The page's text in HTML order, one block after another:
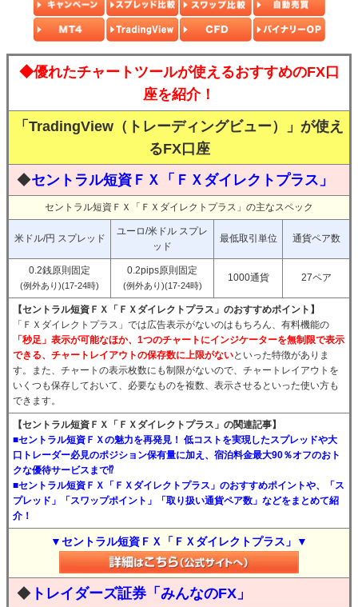
◆優れたチャートツールが使えるおすすめのFX口
座を紹介！
「TradingView（トレーディングビュー）」が使え
るFX口座
◆セントラル短資ＦＸ「ＦＸダイレクトプラス」
セントラル短資ＦＸ「ＦＸダイレクトプラス」の主なスペック
米ドル/円 スプレッド
ユーロ/米ドル スプレ
ッド
最低取引単位 通貨ペア数
0.2銭原則固定
(例外あり)(17-24時)
0.2pips原則固定
(例外あり)(17-24時)
1000通貨 27ペア
【セントラル短資ＦＸ「ＦＸダイレクトプラス」のおすすめポイント】
「ＦＸダイレクトプラス」では広告表示がないのはもちろん、有料機能の
「秒足」表示が可能なほか、1つのチャートにインジケーターを無制限で表示
できる、チャートレイアウトの保存数に上限がないといった特徴がありま
す。また、チャートの表示枚数にも制限がないので、チャートレイアウトを
いくつも保存しておいて、必要なものを複数、表示させるといった使い方も
できます。
【セントラル短資ＦＸ「ＦＸダイレクトプラス」の関連記事】
■セントラル短資ＦＸの魅力を再発見！ 低コストを実現したスプレッドや大
口トレーダー必見のポジション保有量に加え、宿泊料金最大90％オフのおト
クな優待サービスまで⁉
■セントラル短資ＦＸ「ＦＸダイレクトプラス」のおすすめポイントや、「ス
プレッド」「スワップポイント」「取り扱い通貨ペア数」などをまとめて紹
介！
▼セントラル短資ＦＸ「ＦＸダイレクトプラス」▼
◆ トレイダーズ証券「みんなのFX」